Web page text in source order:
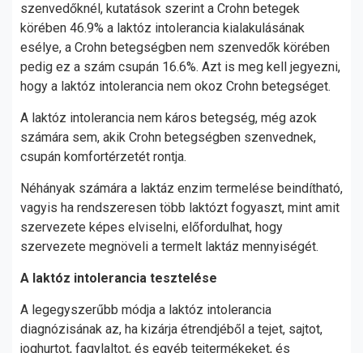
szenvedőknél, kutatások szerint a Crohn betegek
körében 46.9% a laktóz intolerancia kialakulásának
esélye, a Crohn betegségben nem szenvedők körében
pedig ez a szám csupán 16.6%. Azt is meg kell jegyezni,
hogy a laktóz intolerancia nem okoz Crohn betegséget.
A laktóz intolerancia nem káros betegség, még azok
számára sem, akik Crohn betegségben szenvednek,
csupán komfortérzetét rontja.
Néhányak számára a laktáz enzim termelése beindítható,
vagyis ha rendszeresen több laktózt fogyaszt, mint amit
szervezete képes elviselni, előfordulhat, hogy
szervezete megnöveli a termelt laktáz mennyiségét.
A laktóz intolerancia tesztelése
A legegyszerűbb módja a laktóz intolerancia
diagnózisának az, ha kizárja étrendjéből a tejet, sajtot,
joghurtot, fagylaltot, és egyéb tejtermékeket, és